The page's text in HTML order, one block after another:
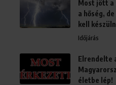
Most jött a
a hőség,
kell
Időjárás
Elrendelte
életbe lép!